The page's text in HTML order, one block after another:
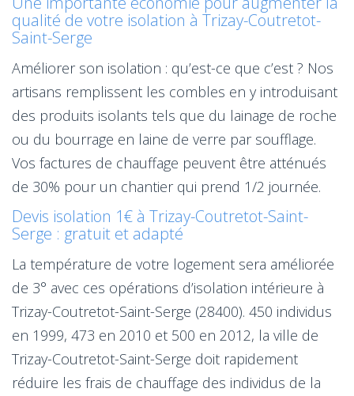
qualité de votre isolation à Trizay-Coutretot-
Saint-Serge
Améliorer son isolation : qu’est-ce que c’est ? Nos
artisans remplissent les combles en y introduisant
des produits isolants tels que du lainage de roche
ou du bourrage en laine de verre par soufflage.
Vos factures de chauffage peuvent être atténués
de 30% pour un chantier qui prend 1/2 journée.
Devis isolation 1€ à Trizay-Coutretot-Saint-
Serge : gratuit et adapté
La température de votre logement sera améliorée
de 3° avec ces opérations d’isolation intérieure à
Trizay-Coutretot-Saint-Serge (28400). 450 individus
en 1999, 473 en 2010 et 500 en 2012, la ville de
Trizay-Coutretot-Saint-Serge doit rapidement
réduire les frais de chauffage des individus de la